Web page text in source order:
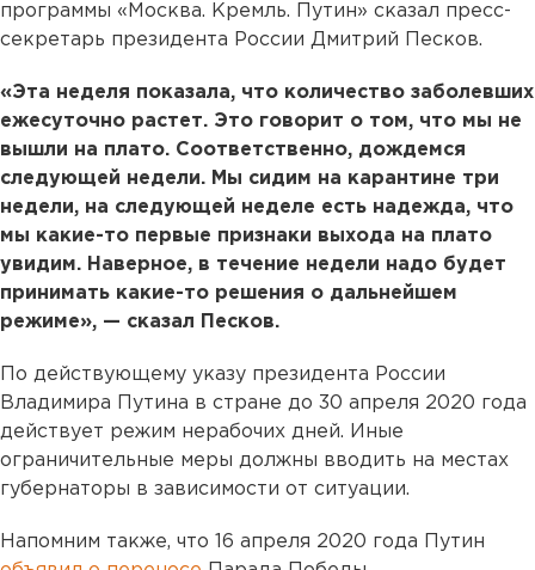
программы «Москва. Кремль. Путин» сказал пресс-
секретарь президента России Дмитрий Песков.
«Эта неделя показала, что количество заболевших
ежесуточно растет. Это говорит о том, что мы не
вышли на плато. Соответственно, дождемся
следующей недели. Мы сидим на карантине три
недели, на следующей неделе есть надежда, что
мы какие-то первые признаки выхода на плато
увидим. Наверное, в течение недели надо будет
принимать какие-то решения о дальнейшем
режиме», — сказал Песков.
По действующему указу президента России
Владимира Путина в стране до 30 апреля 2020 года
действует режим нерабочих дней. Иные
ограничительные меры должны вводить на местах
губернаторы в зависимости от ситуации.
Напомним также, что 16 апреля 2020 года Путин